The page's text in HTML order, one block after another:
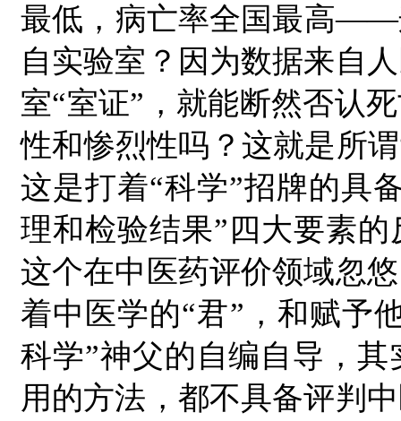
最低，病亡率全国最高——
自实验室？因为数据来自
室“室证”，就能断然否认
性和惨烈性吗？这就是所
这是打着“科学”招牌的具
理和检验结果”四大要素
这个在中医药评价领域忽
着中医学的“君”，和赋予
科学”神父的自编自导，
用的方法，都不具备评判